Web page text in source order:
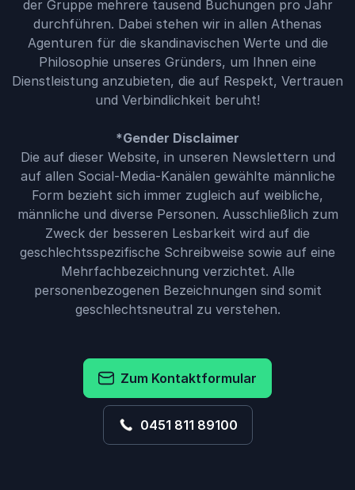
der Gruppe mehrere tausend Buchungen pro Jahr
durchführen. Dabei stehen wir in allen Athenas
Agenturen für die skandinavischen Werte und die
Philosophie unseres Gründers, um Ihnen eine
Dienstleistung anzubieten, die auf Respekt, Vertrauen
und Verbindlichkeit beruht!
*Gender Disclaimer
Die auf dieser Website, in unseren Newslettern und
auf allen Social-Media-Kanälen gewählte männliche
Form bezieht sich immer zugleich auf weibliche,
männliche und diverse Personen. Ausschließlich zum
Zweck der besseren Lesbarkeit wird auf die
geschlechtsspezifische Schreibweise sowie auf eine
Mehrfachbezeichnung verzichtet. Alle
personenbezogenen Bezeichnungen sind somit
geschlechtsneutral zu verstehen.
Zum Kontaktformular
0451 811 89100